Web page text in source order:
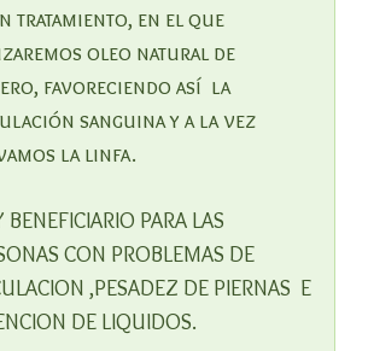
tratamiento, en el que
oleo natural de
favoreciendo así la
sanguina y a la vez
la linfa.
BENEFICIARIO PARA LAS
CON PROBLEMAS DE
,PESADEZ DE PIERNAS E
DE LIQUIDOS.